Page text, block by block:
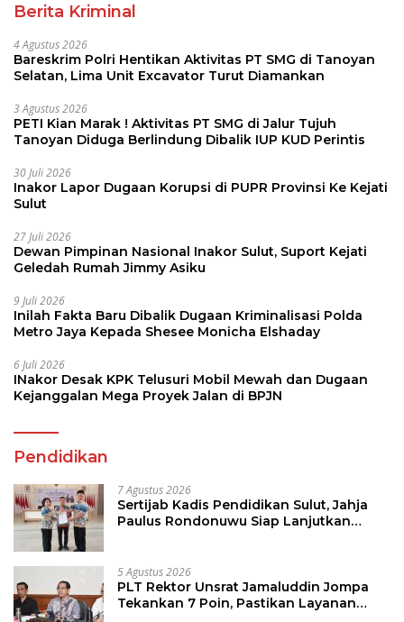
Berita Kriminal
4 Agustus 2026
Bareskrim Polri Hentikan Aktivitas PT SMG di Tanoyan
Selatan, Lima Unit Excavator Turut Diamankan
3 Agustus 2026
PETI Kian Marak ! Aktivitas PT SMG di Jalur Tujuh
Tanoyan Diduga Berlindung Dibalik IUP KUD Perintis
30 Juli 2026
Inakor Lapor Dugaan Korupsi di PUPR Provinsi Ke Kejati
Sulut
27 Juli 2026
Dewan Pimpinan Nasional Inakor Sulut, Suport Kejati
Geledah Rumah Jimmy Asiku
9 Juli 2026
Inilah Fakta Baru Dibalik Dugaan Kriminalisasi Polda
Metro Jaya Kepada Shesee Monicha Elshaday
6 Juli 2026
INakor Desak KPK Telusuri Mobil Mewah dan Dugaan
Kejanggalan Mega Proyek Jalan di BPJN
Pendidikan
7 Agustus 2026
Sertijab Kadis Pendidikan Sulut, Jahja
Paulus Rondonuwu Siap Lanjutkan
5 Agustus 2026
PLT Rektor Unsrat Jamaluddin Jompa
Tekankan 7 Poin, Pastikan Layanan